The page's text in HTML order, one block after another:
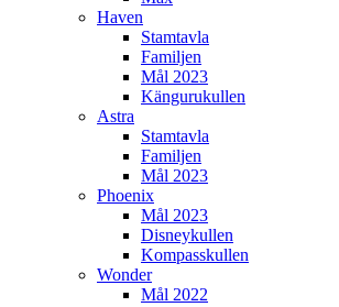
Haven
Stamtavla
Familjen
Mål 2023
Kängurukullen
Astra
Stamtavla
Familjen
Mål 2023
Phoenix
Mål 2023
Disneykullen
Kompasskullen
Wonder
Mål 2022